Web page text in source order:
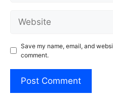
Save my name, email, and
comment.